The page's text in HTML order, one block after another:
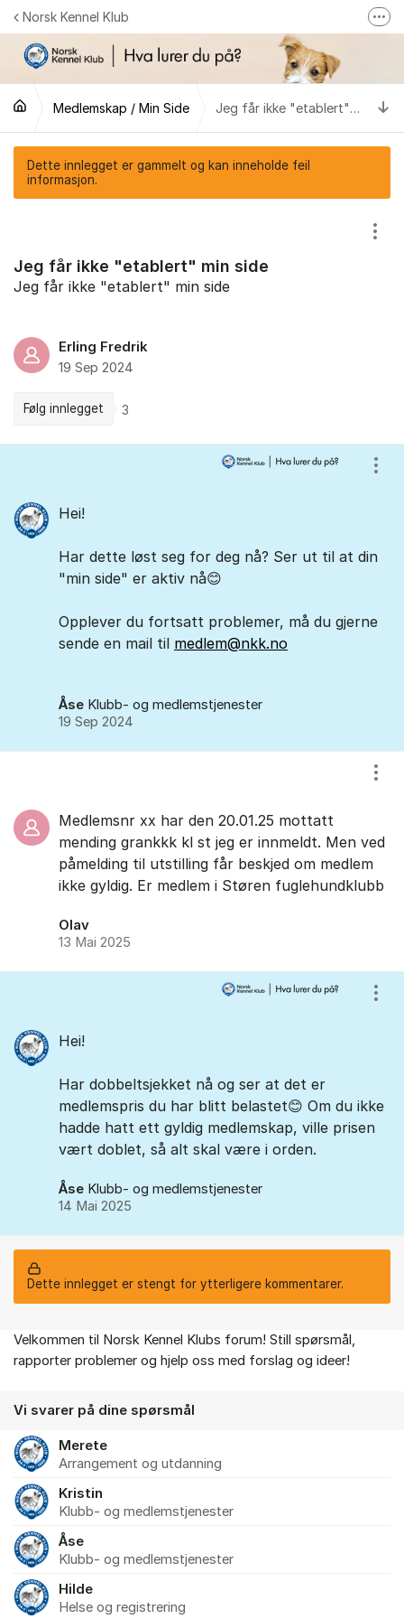
Gå til innhold
Norsk Kennel Klub
Følg oss på Facebook
Følg oss på Instagram
NKK-butikken
Tilbake til NKKs nettsider
Medlemskap / Min Side Jeg får ikke "etablert" min side
Dette innlegget er gammelt og kan inneholde feil
informasjon.
Jeg får ikke "etablert" min side
Vis/
Jeg får ikke "etablert" min side
Erling Fredrik
19 Sep 2024
Følg innlegget 3
Hei!
Har dette løst seg for deg nå? Ser ut til at din
"min side" er aktiv nå😊
Opplever du fortsatt problemer, må du gjerne
sende en mail til medlem@nkk.no
Åse Klubb- og medlemstjenester
19 Sep 2024
Vis/
Medlemsnr xx har den 20.01.25 mottatt
mending grankkk kl st jeg er innmeldt. Men ved
påmelding til utstilling får beskjed om medlem
ikke gyldig. Er medlem i Støren fuglehundklubb
Olav
13 Mai 2025
Vis/
Hei!
Har dobbeltsjekket nå og ser at det er
medlemspris du har blitt belastet😊 Om du ikke
hadde hatt ett gyldig medlemskap, ville prisen
vært doblet, så alt skal være i orden.
Åse Klubb- og medlemstjenester
14 Mai 2025
Vis/
Dette innlegget er stengt for ytterligere kommentarer.
Om forumet
Velkommen til Norsk Kennel Klubs forum! Still spørsmål,
rapporter problemer og hjelp oss med forslag og ideer!
Vi svarer på dine spørsmål
Merete
Arrangement og utdanning
Kristin
Klubb- og medlemstjenester
Åse
Klubb- og medlemstjenester
Hilde
Helse og registrering